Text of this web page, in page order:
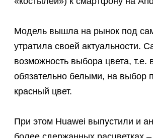
Модель вышла на рынок под
утратила своей актуальности.
возможность выбора цвета,
обязательно белыми, на выбор
красный цвет.
При этом Huawei выпустили и